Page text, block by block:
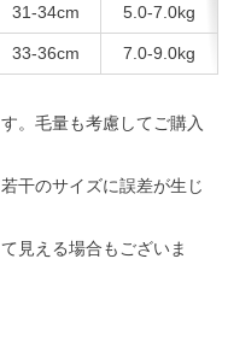
31-34cm 5.0-7.0kg
33-36cm 7.0-9.0kg
。毛量も考慮してご購入
干のサイズに誤差が生じ
見える場合もございま